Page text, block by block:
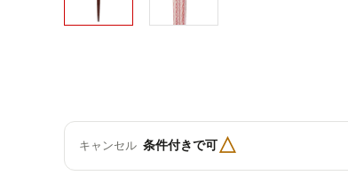
キャンセル 条件付きで可△